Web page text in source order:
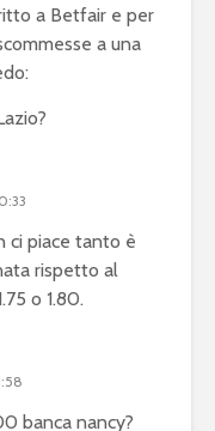
a Betfair e per
a una
ci piace tanto è
rispetto al
o 1.80.
banca nancy?